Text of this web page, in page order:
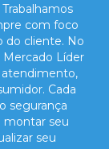
com foco
do cliente. No
Líder
atendimento,
Cada
segurança
montar seu
seu